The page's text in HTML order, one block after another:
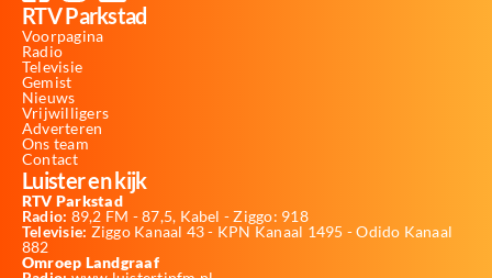
RTV Parkstad
Voorpagina
Radio
Televisie
Gemist
Nieuws
Vrijwilligers
Adverteren
Ons team
Contact
Luister en kijk
RTV Parkstad
Radio: 89,2 FM - 87,5, Kabel - Ziggo: 918
Televisie: Ziggo Kanaal 43 - KPN Kanaal 1495 - Odido Kanaal
882
Omroep Landgraaf